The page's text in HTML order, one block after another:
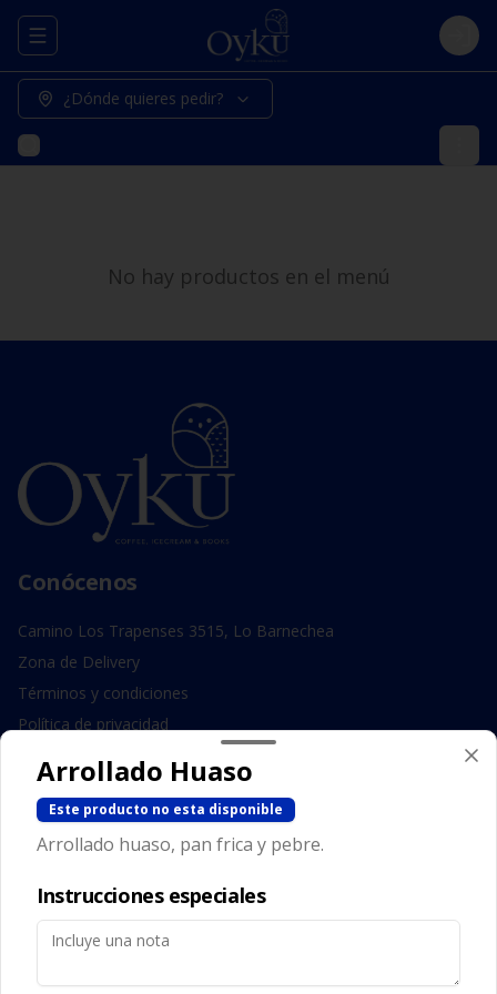
Abrir menu de navegación Login
¿Dónde quieres pedir?
No hay productos en el menú
Conócenos
Camino Los Trapenses 3515, Lo Barnechea
Zona de Delivery
Términos y condiciones
Política de privacidad
Redes sociales
Instagram
Facebook
Mi cuenta
Arrollado Huaso
Este producto no esta disponible
Arrollado huaso, pan frica y pebre.
Instrucciones especiales